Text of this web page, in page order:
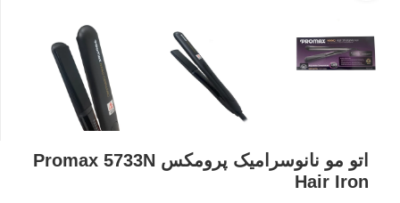
اتو مو نانوسرامیک پرومکس Promax 5733N
Hair Iron